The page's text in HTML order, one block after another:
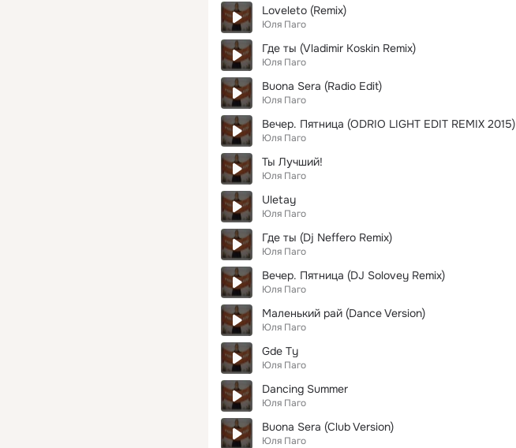
Loveleto (Remix)
Юля Паго
Где ты (Vladimir Koskin Remix)
Юля Паго
Buona Sera (Radio Edit)
Юля Паго
Вечер. Пятница (ODRIO LIGHT EDIT REMIX 2015)
Юля Паго
Ты Лучший!
Юля Паго
Uletay
Юля Паго
Где ты (Dj Neffero Remix)
Юля Паго
Вечер. Пятница (DJ Solovey Remix)
Юля Паго
Маленький рай (Dance Version)
Юля Паго
Gde Ty
Юля Паго
Dancing Summer
Юля Паго
Buona Sera (Club Version)
Юля Паго